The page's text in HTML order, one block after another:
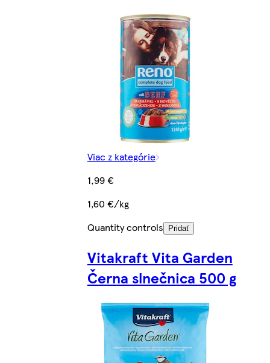
Viac z kategórie
1,99 €
1,60 €/kg
Quantity controls
Pridať
Vitakraft Vita Garden
Černa slnečnica 500 g